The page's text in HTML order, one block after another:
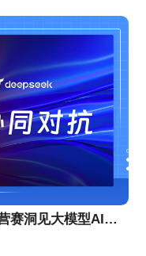
“DeepSeek蓝军”加盟 助力东信营赛洞见大模型AI营销效果提升